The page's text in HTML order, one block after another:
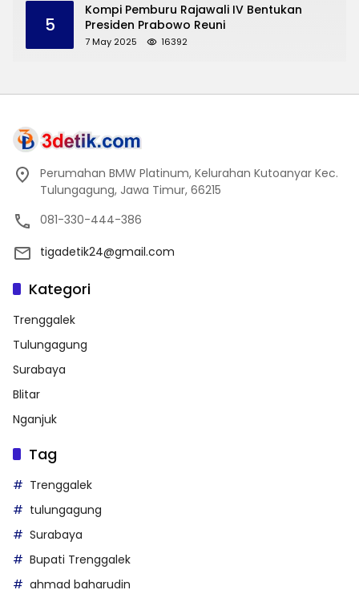
5
Kompi Pemburu Rajawali IV Bentukan
Presiden Prabowo Reuni
7 May 2025 16392
Perumahan BMW Platinum, Kelurahan Kutoanyar Kec.
Tulungagung, Jawa Timur, 66215
081-330-444-386
tigadetik24@gmail.com
Kategori
Trenggalek
Tulungagung
Surabaya
Blitar
Nganjuk
Tag
Trenggalek
tulungagung
Surabaya
Bupati Trenggalek
ahmad baharudin